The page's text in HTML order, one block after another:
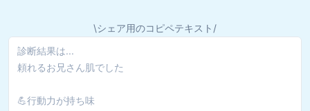
\シェア用のコピペテキスト/